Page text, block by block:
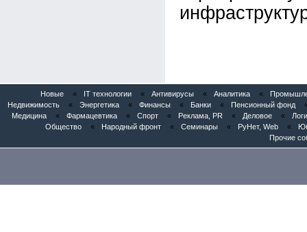
Новые « IT технологии « Антивирусы « Аналитика «
Недвижимость
« Энергетика « Финансы « Банки « Пенсионный фонд
Медицина
« Фармацевтика « Спорт « Реклама, PR « Деловое «
Общество
« Народный фронт « Семинары « РуНет, Web «
Прочие